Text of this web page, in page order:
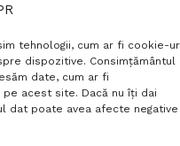
tehnologii, cum ar fi cookie-
dispozitive. Consimțământul
date, cum ar fi
acest site. Dacă nu îți dai
dat poate avea afecte negative
confidențialitate Politica